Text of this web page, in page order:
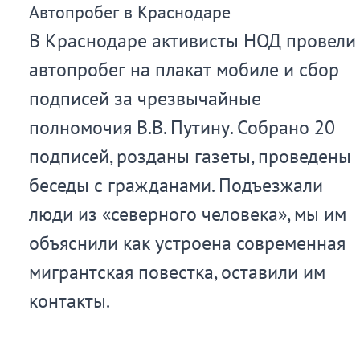
с
подписями
за
ЧП
В.В.
Путину
в
Белореченске
Автопробег в Краснодаре
В Краснодаре активисты НОД провели
автопробег на плакат мобиле и сбор
подписей за чрезвычайные
полномочия В.В. Путину. Собрано 20
подписей, розданы газеты, проведены
беседы с гражданами. Подъезжали
люди из «северного человека», мы им
объяснили как устроена современная
мигрантская повестка, оставили им
контакты.